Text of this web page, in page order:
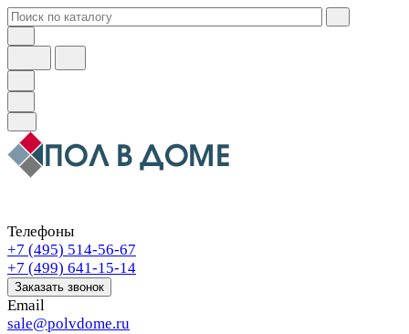
Телефоны
+7 (495) 514-56-67
+7 (499) 641-15-14
Заказать звонок
Email
sale@polvdome.ru